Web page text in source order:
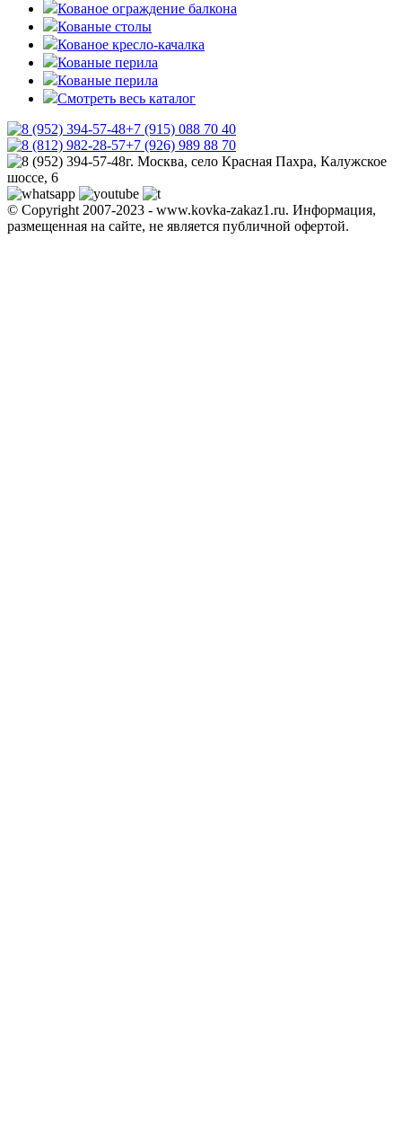
Кованое ограждение балкона
Кованые столы
Кованое кресло-качалка
Кованые перила
Кованые перила
Смотреть весь каталог
+7 (915) 088 70 40
+7 (926) 989 88 70
г. Москва, село Красная Пахра, Калужское
шоссе, 6
© Copyright 2007-2023 - www.kovka-zakaz1.ru. Информация,
размещенная на сайте, не является публичной офертой.